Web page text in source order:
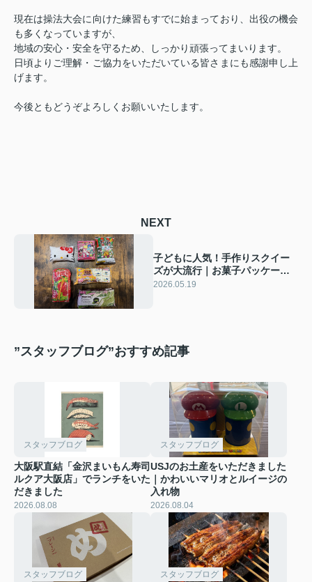
現在は操法大会に向けた練習もすでに始まっており、出役の機会
も多くなっていますが、
地域の安心・安全を守るため、しっかり頑張ってまいります。
日頃よりご理解・ご協力をいただいている皆さまにも感謝申し上
げます。
今後ともどうぞよろしくお願いいたします。
NEXT
子どもに人気！手作りスクイー
ズが大流行｜お菓子パッケージ
で楽しくおうち時間
2026.05.19
”スタッフブログ”おすすめ記事
スタッフブログ
大阪駅直結「金沢まいもん寿司
ルクア大阪店」でランチをいた
だきました
2026.08.08
スタッフブログ
USJのお土産をいただきました
｜かわいいマリオとルイージの
入れ物
2026.08.04
スタッフブログ スタッフブログ